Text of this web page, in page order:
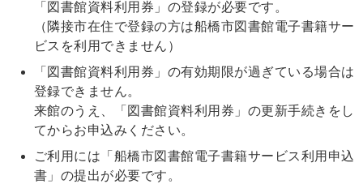
「図書館資料利用券」の登録が必要です。
（隣接市在住で登録の方は船橋市図書館電子書籍サー
ビスを利用できません）
「図書館資料利用券」の有効期限が過ぎている場合は
登録できません。
来館のうえ、「図書館資料利用券」の更新手続きをし
てからお申込みください。
ご利用には「船橋市図書館電子書籍サービス利用申込
書」の提出が必要です。